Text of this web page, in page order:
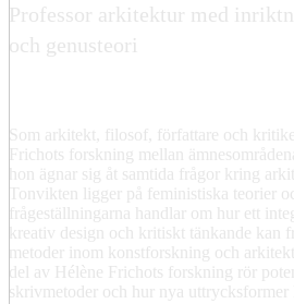
Professor arkitektur med
och genusteori
Som arkitekt, filosof, författare och
Frichots forskning mellan
hon ägnar sig åt samtida frågor kring
Tonvikten ligger på feministiska teorier
frågeställningarna handlar om hur ett
kreativ design och kritiskt tänkande kan
metoder inom konstforskning och
del av Hélène Frichots forskning rör
skrivmetoder och hur nya